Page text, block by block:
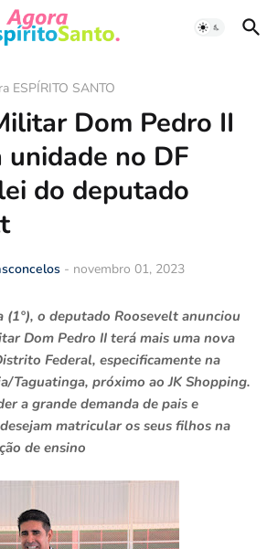
ESPÍRITO SANTO
Dom Pedro II
no DF
do deputado
- novembro 01, 2023
o deputado Roosevelt anunciou
Dom Pedro II terá mais uma nova
Federal, especificamente na
Taguatinga, próximo ao JK Shopping.
a grande demanda de pais e
matricular os seus filhos na
de ensino